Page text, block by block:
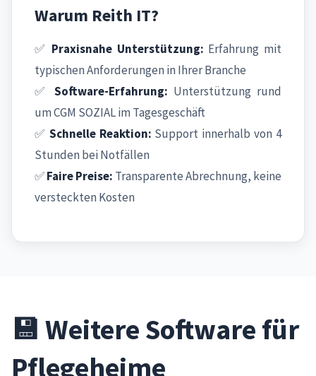
Warum Reith IT?
✅ Praxisnahe Unterstützung: Erfahrung mit
typischen Anforderungen in Ihrer Branche
✅ Software-Erfahrung: Unterstützung rund
um CGM SOZIAL im Tagesgeschäft
✅ Schnelle Reaktion: Support innerhalb von 4
Stunden bei Notfällen
✅Faire Preise: Transparente Abrechnung, keine
versteckten Kosten
💾 Weitere Software für
Pflegeheime